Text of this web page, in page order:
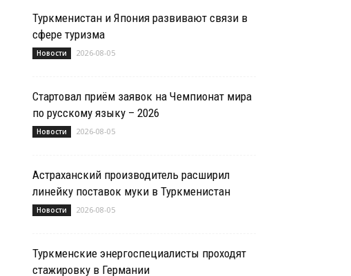
Туркменистан и Япония развивают связи в
сфере туризма
Новости 2026-08-05
Стартовал приём заявок на Чемпионат мира
по русскому языку – 2026
Новости 2026-08-05
Астраханский производитель расширил
линейку поставок муки в Туркменистан
Новости 2026-08-05
Туркменские энергоспециалисты проходят
стажировку в Германии